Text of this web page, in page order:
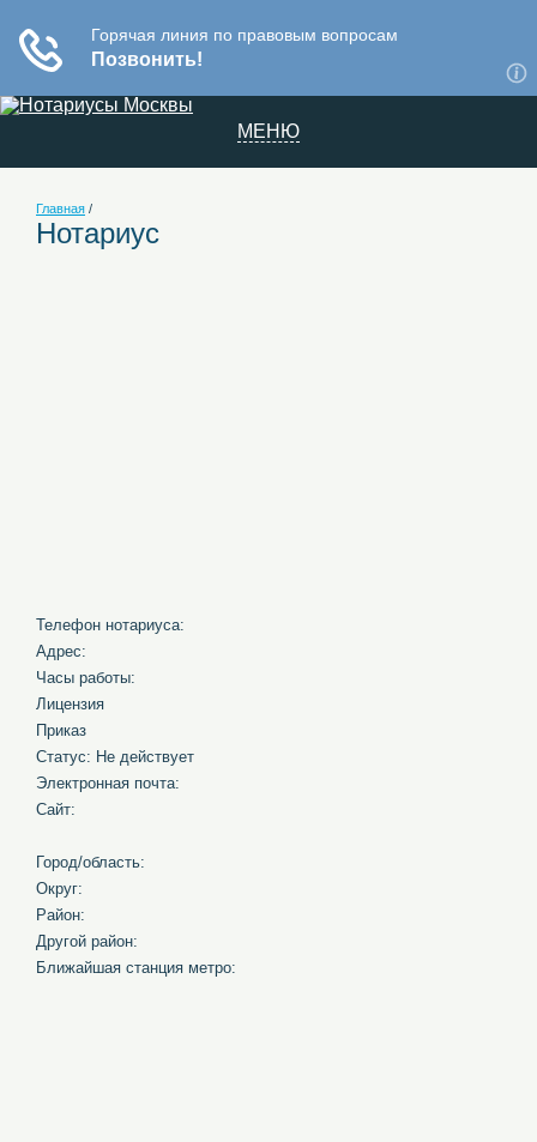
МЕНЮ
Главная /
Нотариус
Телефон нотариуса:
Адрес:
Часы работы:
Лицензия
Приказ
Статус: Не действует
Электронная почта:
Сайт:
Город/область:
Округ:
Район:
Другой район:
Ближайшая станция метро: